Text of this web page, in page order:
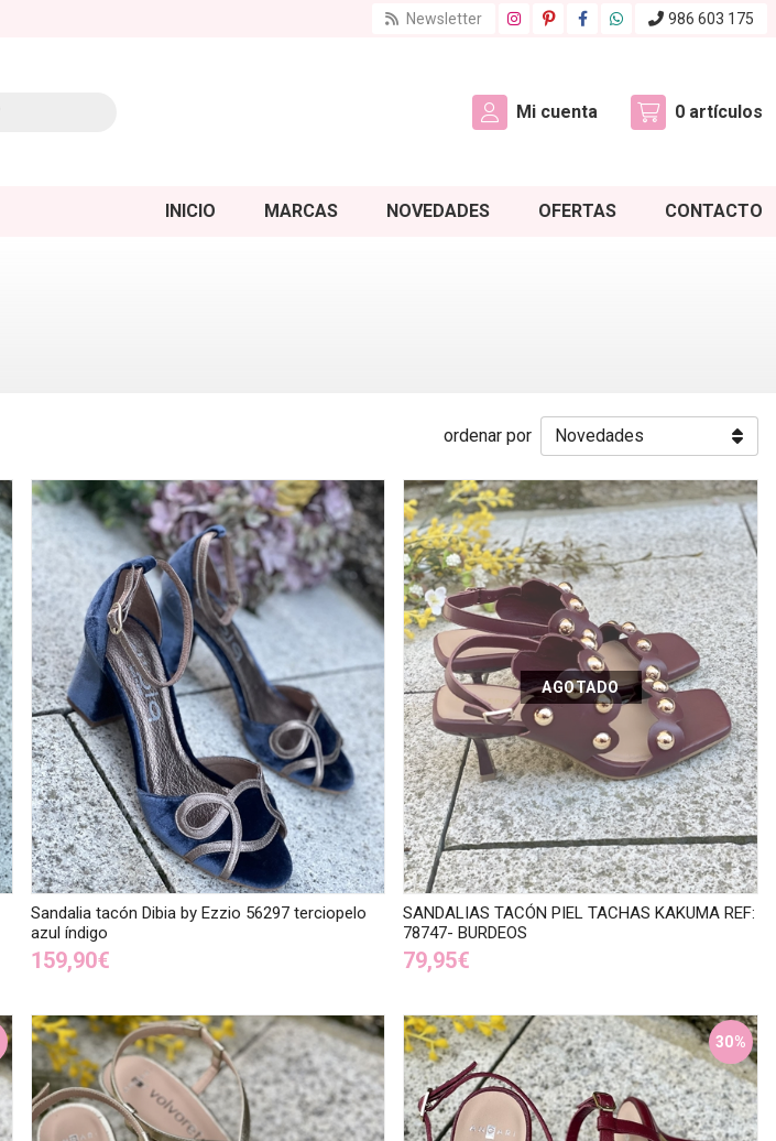
Newsletter 986 603 175
Mi cuenta 0 artículos
INICIO MARCAS NOVEDADES OFERTAS CONTACTO
ordenar por
Sandalia tacón Dibia by Ezzio 56297 terciopelo
azul índigo
159,90€
AGOTADO
SANDALIAS TACÓN PIEL TACHAS KAKUMA REF:
78747- BURDEOS
79,95€
30%